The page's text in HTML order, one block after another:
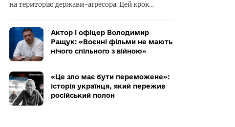
на територію держави-агресора. Цей крок…
Актор і офіцер Володимир
Ращук: «Воєнні фільми не мають
нічого спільного з війною»
«Це зло має бути переможене»:
історія українця, який пережив
російський полон